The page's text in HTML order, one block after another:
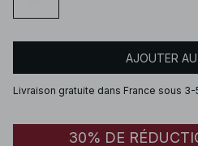
AJOUTER AU
Livraison gratuite dans France sous
30% DE